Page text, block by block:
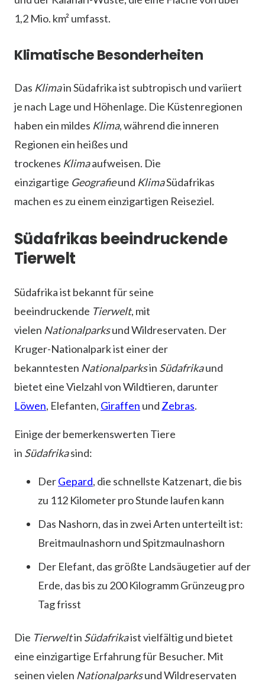
1,2 Mio. km² umfasst.
Klimatische Besonderheiten
Das Klimain Südafrika ist subtropisch und variiert
je nach Lage und Höhenlage. Die Küstenregionen
haben ein mildes Klima, während die inneren
Regionen ein heißes und
trockenes Klimaaufweisen. Die
einzigartige Geografieund KlimaSüdafrikas
machen es zu einem einzigartigen Reiseziel.
Südafrikas beeindruckende
Tierwelt
Südafrika ist bekannt für seine
beeindruckende Tierwelt, mit
vielen Nationalparksund Wildreservaten. Der
Kruger-Nationalpark ist einer der
bekanntesten Nationalparksin Südafrikaund
bietet eine Vielzahl von Wildtieren, darunter
Löwen, Elefanten, Giraffen und Zebras.
Einige der bemerkenswerten Tiere
in Südafrikasind:
DerGepard, die schnellste Katzenart, die bis
zu 112 Kilometer pro Stunde laufen kann
Das Nashorn, das in zwei Arten unterteilt ist:
Breitmaulnashorn und Spitzmaulnashorn
Der Elefant, das größte Landsäugetier auf der
Erde, das bis zu 200 Kilogramm Grünzeug pro
Tag frisst
Die Tierweltin Südafrikaist vielfältig und bietet
eine einzigartige Erfahrung für Besucher. Mit
seinen vielen Nationalparksund Wildreservaten